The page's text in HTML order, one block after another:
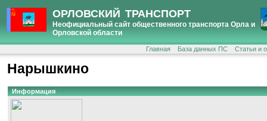
ОРЛОВСКИЙ ТРАНСПОРТ
Неофициальный сайт общественного транспорта Орла и
Орловской области
Главная База данных ПС Статьи и
Нарышкино
Информация